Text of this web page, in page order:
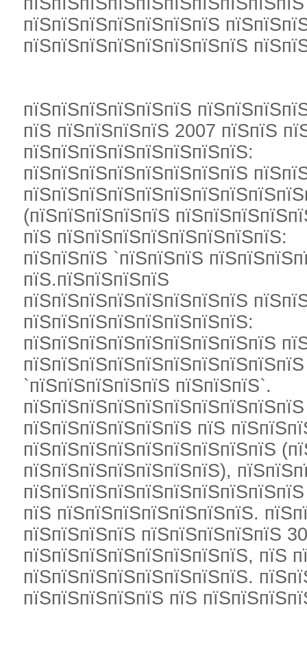
пїЅпїЅпїЅпїЅпїЅпїЅпїЅ
пїЅпїЅпїЅпїЅпїЅпїЅпїЅпїЅ
пїЅпїЅпїЅпїЅпїЅпїЅ
пїЅ пїЅпїЅпїЅпїЅ 2007 пїЅпїЅ
пїЅпїЅпїЅпїЅпїЅпїЅпїЅпїЅ:
пїЅпїЅпїЅпїЅпїЅпїЅпїЅпїЅ
(пїЅпїЅпїЅпїЅпїЅ
пїЅ пїЅпїЅпїЅпїЅпїЅпїЅпїЅпїЅ:
пїЅпїЅпїЅ `пїЅпїЅпїЅ
пїЅ.пїЅпїЅпїЅпїЅ
пїЅпїЅпїЅпїЅпїЅпїЅпїЅпїЅ
пїЅпїЅпїЅпїЅпїЅпїЅпїЅпїЅ:
пїЅпїЅпїЅпїЅпїЅпїЅпїЅпїЅпїЅ
`пїЅпїЅпїЅпїЅпїЅ пїЅпїЅпїЅ`.
пїЅпїЅпїЅпїЅпїЅпїЅ пїЅ
пїЅпїЅпїЅпїЅпїЅпїЅпїЅпїЅпїЅ
пїЅпїЅпїЅпїЅпїЅпїЅпїЅ),
пїЅ пїЅпїЅпїЅпїЅпїЅпїЅпїЅ.
пїЅпїЅпїЅпїЅ пїЅпїЅпїЅпїЅпїЅ
пїЅпїЅпїЅпїЅпїЅпїЅпїЅпїЅ, пїЅ
пїЅпїЅпїЅпїЅпїЅпїЅпїЅпїЅ.
пїЅпїЅпїЅпїЅпїЅ пїЅ